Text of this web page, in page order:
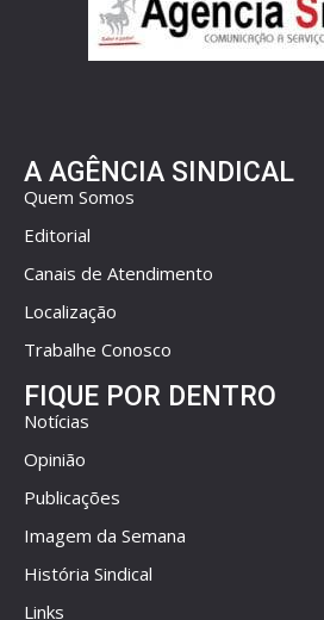
A AGÊNCIA SINDICAL
Quem Somos
Editorial
Canais de Atendimento
Localização
Trabalhe Conosco
FIQUE POR DENTRO
Notícias
Opinião
Publicações
Imagem da Semana
História Sindical
Links